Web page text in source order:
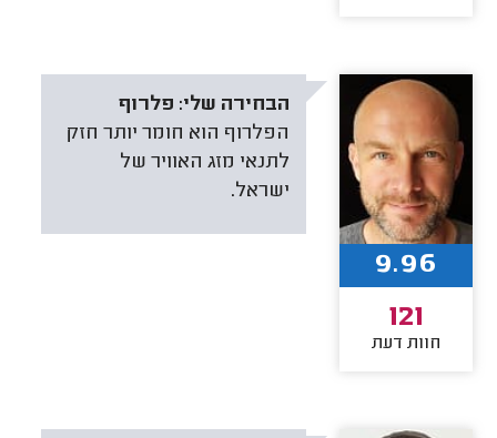
הבחירה שלי: פלרוף
הפלרוף הוא חומר יותר חזק
לתנאי מזג האוויר של
ישראל.
9.96
121
חוות דעת